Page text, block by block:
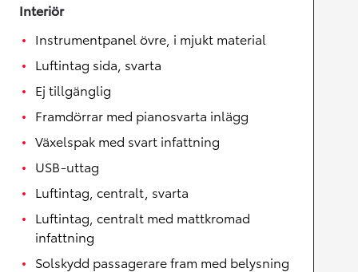
Interiör
Instrumentpanel övre, i mjukt material
Luftintag sida, svarta
Ej tillgänglig
Framdörrar med pianosvarta inlägg
Växelspak med svart infattning
USB-uttag
Luftintag, centralt, svarta
Luftintag, centralt med mattkromad
infattning
Solskydd passagerare fram med belysning